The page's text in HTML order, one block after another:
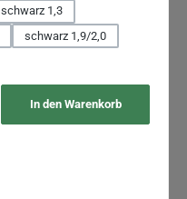
schwarz 1,3
schwarz 1,9/2,0
In den Warenkorb